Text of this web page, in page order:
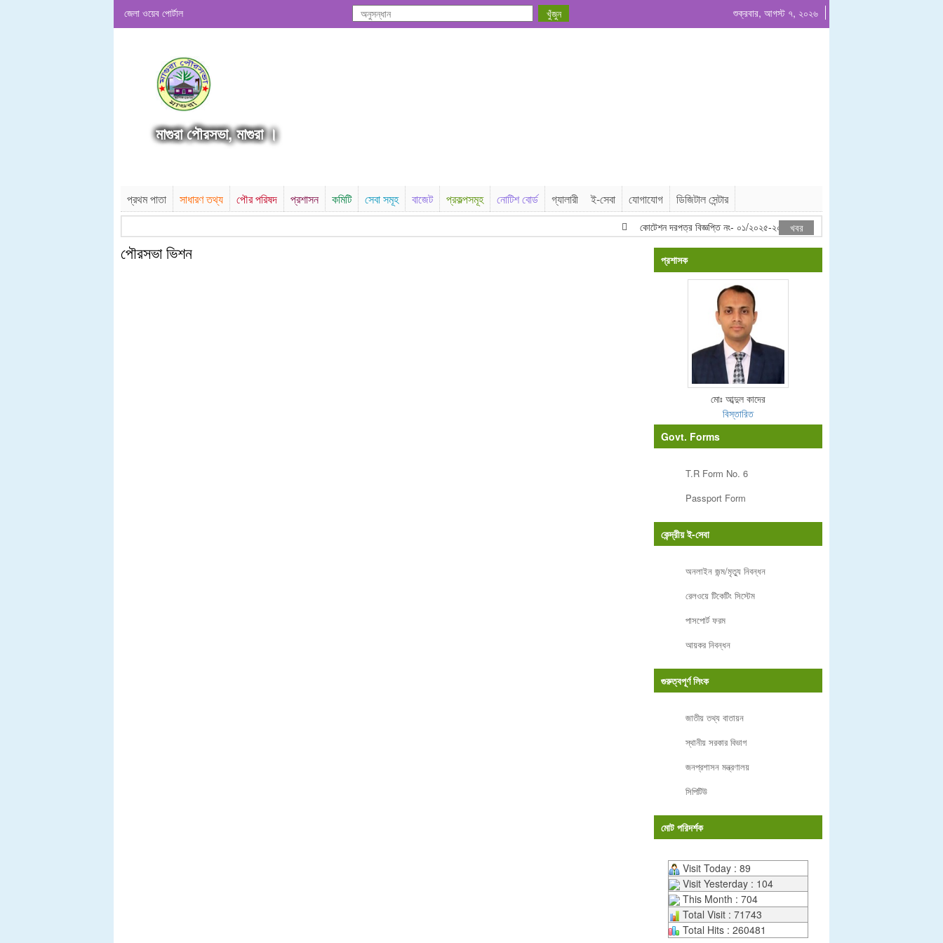
জেলা ওয়েব পোর্টাল শুক্রবার, আগস্ট ৭, ২০২৬
মাগুরা পৌরসভা, মাগুরা ।
প্রথম পাতা সাধারণ তথ্য পৌর পরিষদ প্রশাসন কমিটি সেবা সমূহ বাজেট প্রকল্পসমূহ নোটিশ বোর্ড গ্যালারী ই-সেবা যোগাযোগ ডিজিটাল সেন্টার
কোটেশন দরপত্র বিজ্ঞপ্তি নং- ০১/২০২৫-২০২৬ খবর
পৌরসভা ভিশন প্রশাসক
মোঃ আব্দুল কাদের
বিস্তারিত
Govt. Forms
T.R Form No. 6
Passport Form
কেন্দ্রীয় ই-সেবা
অনলাইন জন্ম/মৃত্যু নিবন্ধন
রেলওয়ে টিকেটিং সিস্টেম
পাসপোর্ট ফরম
আয়কর নিবন্ধন
গুরুত্বপূর্ণ লিংক
জাতীয় তথ্য বাতায়ন
স্থানীয় সরকার বিভাগ
জনপ্রশাসন মন্ত্রণালয়
সিপিটিউ
মোট পরিদর্শক
Visit Today : 89
Visit Yesterday : 104
This Month : 704
Total Visit : 71743
Total Hits : 260481